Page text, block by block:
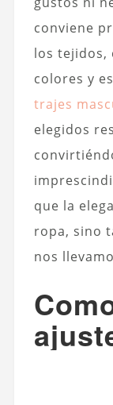
conviene
los tejidos,
colores y
trajes
elegidos
que la
ropa, sino
nos